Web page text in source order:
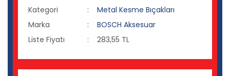
Kategori
Metal Kesme Bıçakları
Marka
BOSCH Aksesuar
Liste Fiyatı
283,55 TL